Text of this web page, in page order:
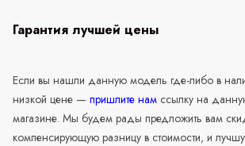
Гарантия лучшей цены
Если вы нашли данную модель где-либо в
низкой цене — пришлите нам ссылку на
магазине. Мы будем рады предложить вам
компенсирующую разницу в стоимости, и